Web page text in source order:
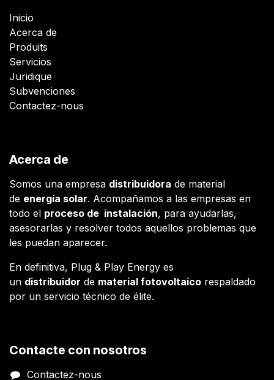
Inicio
Acerca de
Produits
Servicios
Juridique
Subvenciones
Contactez-nous
Acerca de
Somos una empresa distribuidora de material
de energía solar. Acompañamos a las empresas en
todo el proceso de instalación, para ayudarlas,
asesorarlas y resolver todos aquellos problemas que
les puedan aparecer.
En definitiva, Plug & Play Energy es
un distribuidor de material fotovoltaico respaldado
por un servicio técnico de élite.
Contacte con nosotros
Contactez-nous